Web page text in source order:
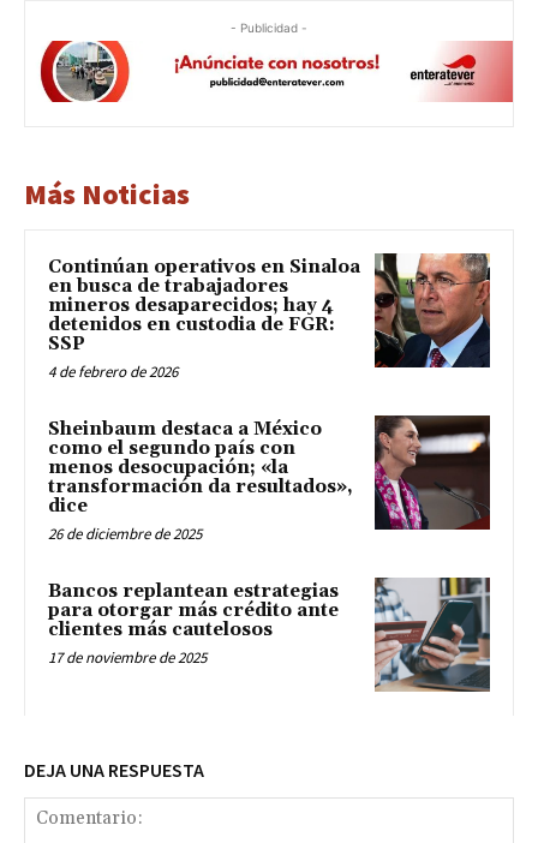
- Publicidad -
Más Noticias
Continúan operativos en Sinaloa
en busca de trabajadores
mineros desaparecidos; hay 4
detenidos en custodia de FGR:
SSP
4 de febrero de 2026
Sheinbaum destaca a México
como el segundo país con
menos desocupación; «la
transformación da resultados»,
dice
26 de diciembre de 2025
Bancos replantean estrategias
para otorgar más crédito ante
clientes más cautelosos
17 de noviembre de 2025
DEJA UNA RESPUESTA